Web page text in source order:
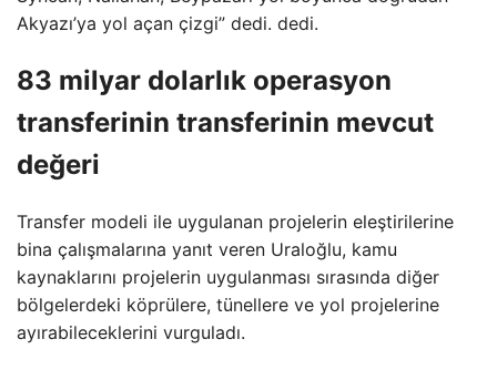
Akyazı’ya yol açan çizgi” dedi. dedi.
83 milyar dolarlık operasyon
transferinin transferinin mevcut
değeri
Transfer modeli ile uygulanan projelerin eleştirilerine
bina çalışmalarına yanıt veren Uraloğlu, kamu
kaynaklarını projelerin uygulanması sırasında diğer
bölgelerdeki köprülere, tünellere ve yol projelerine
ayırabileceklerini vurguladı.